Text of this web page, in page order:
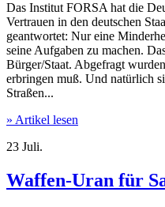
Das Institut FORSA hat die
Vertrauen in den deutschen
geantwortet: Nur eine
seine Aufgaben zu machen.
Bürger/Staat. Abgefragt
erbringen muß. Und natürlich
Straßen...
» Artikel lesen
23 Juli.
Waffen-Uran für